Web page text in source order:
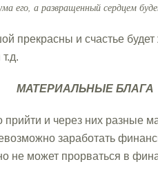
его, а развращенный сердцем
прекрасны и счастье
МАТЕРИАЛЬНЫЕ БЛАГА
прийти и через них разные
заработать
не может прорваться в